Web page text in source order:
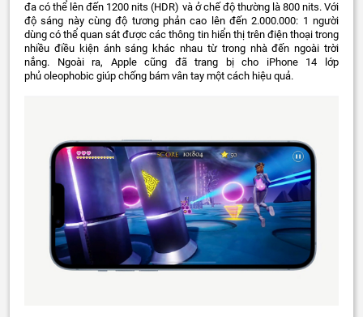
đa có thể lên đến 1200 nits (HDR) và ở chế độ thường là 800 nits. Với
độ sáng này cùng độ tương phản cao lên đến 2.000.000: 1 người
dùng có thể quan sát được các thông tin hiển thị trên điện thoại trong
nhiều điều kiện ánh sáng khác nhau từ trong nhà đến ngoài trời
nắng. Ngoài ra, Apple cũng đã trang bị cho iPhone 14 lớp
phủ oleophobic giúp chống bám vân tay một cách hiệu quả.